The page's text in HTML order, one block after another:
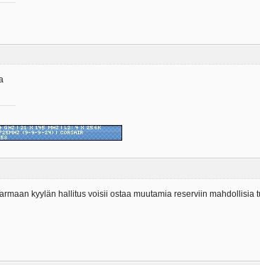
kyylän hallitus voisii ostaa muutamia reserviin mahdollisia